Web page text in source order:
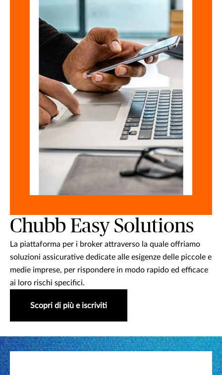
Chubb Easy Solutions
La piattaforma per i broker attraverso la quale offriamo
soluzioni assicurative dedicate alle esigenze delle piccole e
medie imprese, per rispondere in modo rapido ed efficace
ai loro rischi specifici.
Scopri di più e iscriviti